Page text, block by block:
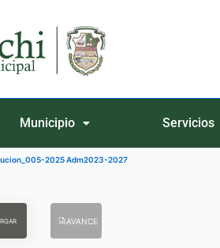
Municipio Servicios
2025 Adm2023-2027
AVANCE